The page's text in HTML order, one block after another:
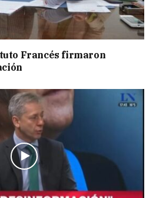
Francés firmaron